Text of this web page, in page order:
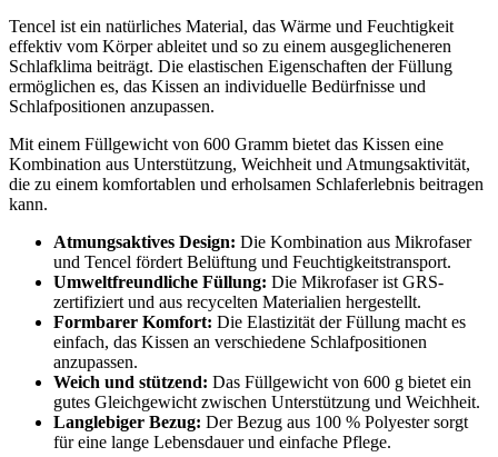
Tencel ist ein natürliches Material, das Wärme und Feuchtigkeit
effektiv vom Körper ableitet und so zu einem ausgeglicheneren
Schlafklima beiträgt. Die elastischen Eigenschaften der Füllung
ermöglichen es, das Kissen an individuelle Bedürfnisse und
Schlafpositionen anzupassen.
Mit einem Füllgewicht von 600 Gramm bietet das Kissen eine
Kombination aus Unterstützung, Weichheit und Atmungsaktivität,
die zu einem komfortablen und erholsamen Schlaferlebnis beitragen
kann.
Atmungsaktives Design: Die Kombination aus Mikrofaser
und Tencel fördert Belüftung und Feuchtigkeitstransport.
Umweltfreundliche Füllung: Die Mikrofaser ist GRS-
zertifiziert und aus recycelten Materialien hergestellt.
Formbarer Komfort: Die Elastizität der Füllung macht es
einfach, das Kissen an verschiedene Schlafpositionen
anzupassen.
Weich und stützend: Das Füllgewicht von 600 g bietet ein
gutes Gleichgewicht zwischen Unterstützung und Weichheit.
Langlebiger Bezug: Der Bezug aus 100 % Polyester sorgt
für eine lange Lebensdauer und einfache Pflege.